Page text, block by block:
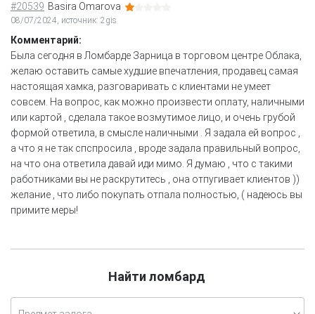
#20539 Basira Omarova
08/07/2024, источник: 2gis
Комментарий:
Была сегодня в Ломбарде Зарница в торговом центре Облака,
желаю оставить самые худшие впечатления, продавец самая
настоящая хамка, разговаривать с клиентами не умеет
совсем. На вопрос, как можно произвести оплату, наличными
или картой , сделала такое возмутимое лицо, и очень грубой
формой ответила, в смысле наличными . Я задала ей вопрос ,
а что я не так спспросила , вроде задала правильный вопрос,
на что она ответила давай иди мимо. Я думаю , что с такими
работниками вы не раскрутитесь , она отпугивает клиентов ))
желание , что либо покупать отпала полностью, ( надеюсь вы
примите меры!
Найти ломбард